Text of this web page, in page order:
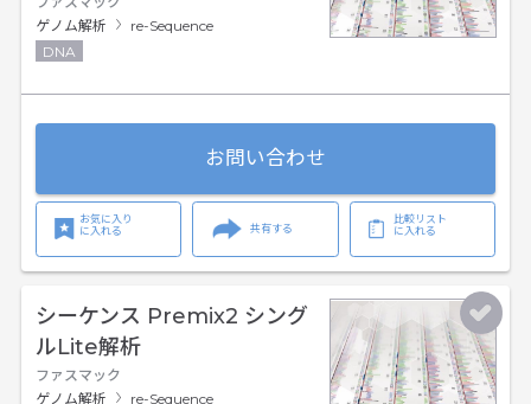
ゲノム解析
re-Sequence
DNA
お問い合わせ
お気に入り
に入れる
共有する
比較リスト
に入れる
シーケンス Premix2 シング
ルLite解析
ファスマック
ゲノム解析
re-Sequence